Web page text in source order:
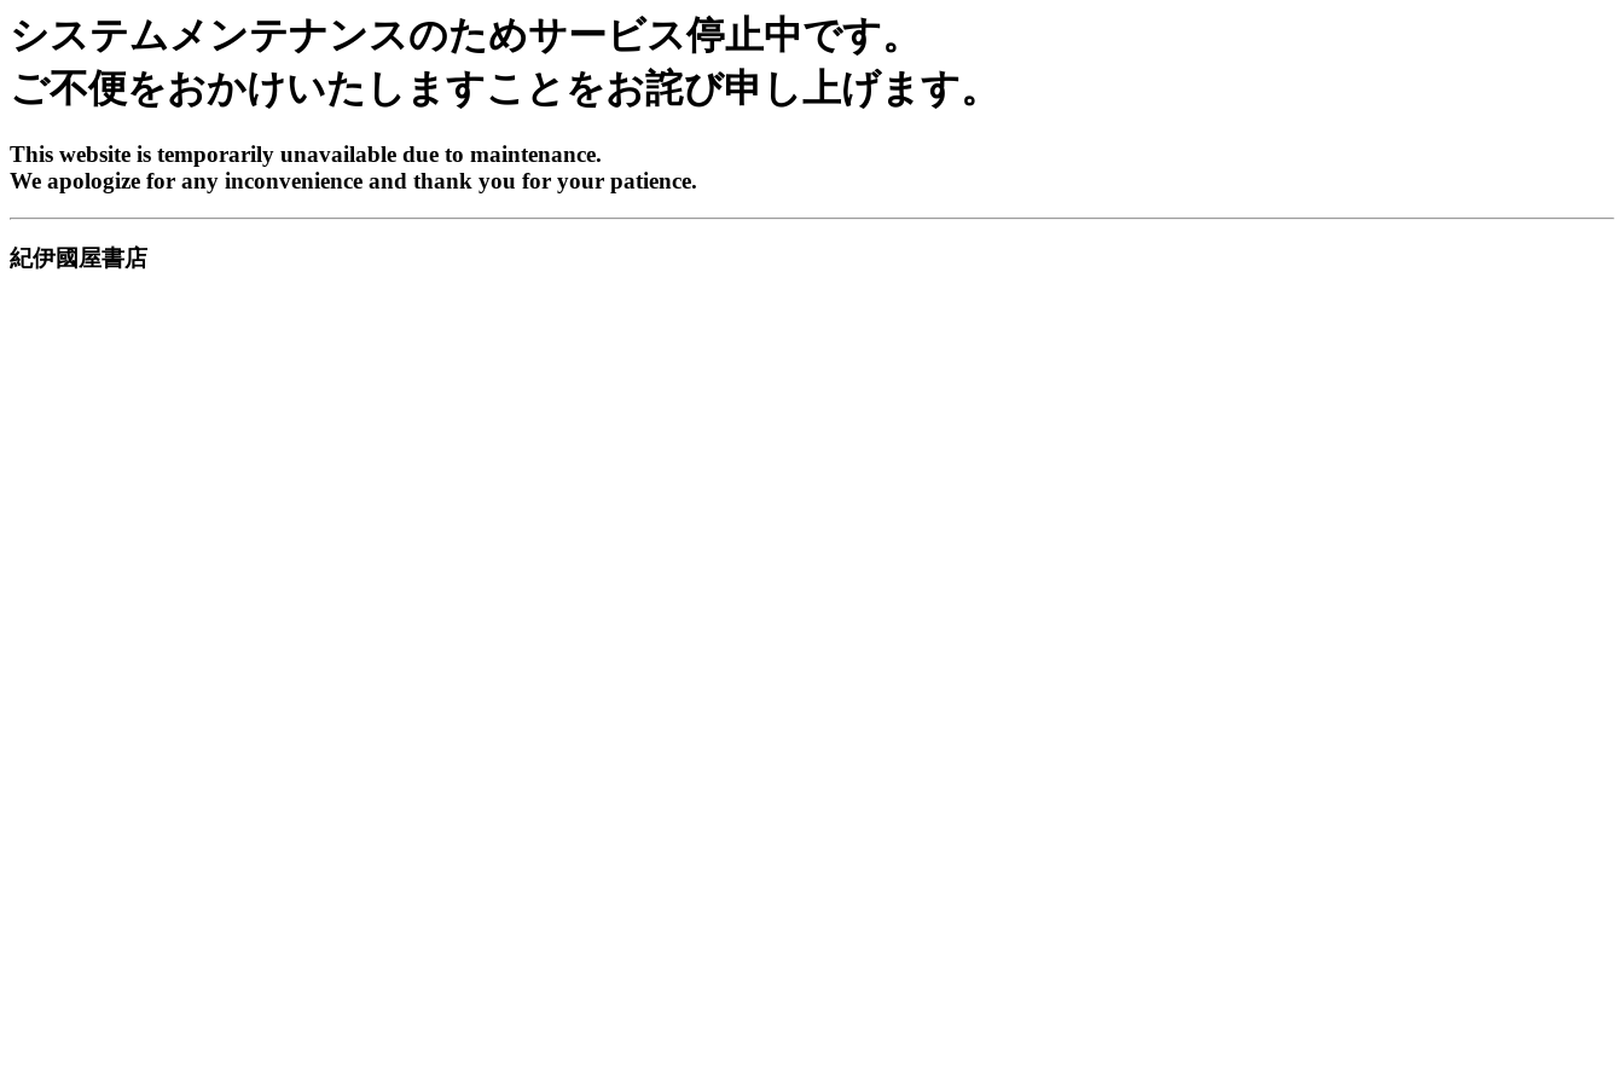
システムメンテナンスのためサービス停止中です。
ご不便をおかけいたしますことをお詫び申し上げます。
This website is temporarily unavailable due to maintenance.
We apologize for any inconvenience and thank you for your patience.
紀伊國屋書店